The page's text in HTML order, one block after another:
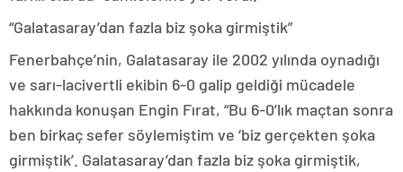
“Galatasaray’dan fazla biz şoka girmiştik”
Fenerbahçe’nin, Galatasaray ile 2002 yılında oynadığı
ve sarı-lacivertli ekibin 6-0 galip geldiği mücadele
hakkında konuşan Engin Fırat, “Bu 6-0’lık maçtan sonra
ben birkaç sefer söylemiştim ve ‘biz gerçekten şoka
girmiştik’. Galatasaray’dan fazla biz şoka girmiştik,